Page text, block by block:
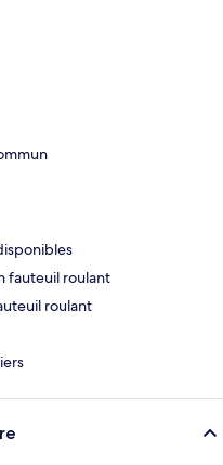
fauteuil roulant
roulant